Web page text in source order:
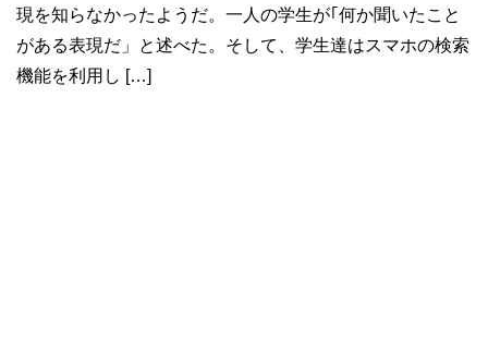
現を知らなかったようだ。一人の学生が｢何か聞いたこと
がある表現だ」と述べた。そして、学生達はスマホの検索
機能を利用し […]